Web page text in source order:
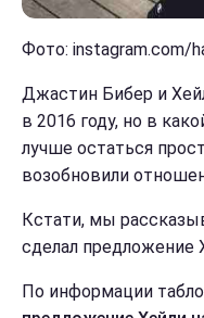
Фото: instagram.com/
Джастин Бибер и
в 2016 году, но в
лучше остаться
возобновили
Кстати, мы
сделал предложение
По информации